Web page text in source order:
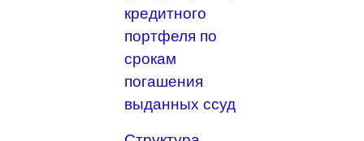
кредитного
портфеля по
срокам
погашения
выданных ссуд